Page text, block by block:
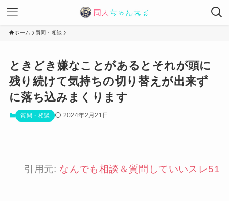
ホーム 質問・相談
ときどき嫌なことがあるとそれが頭に
残り続けて気持ちの切り替えが出来ず
に落ち込みまくります
質問・相談 2024年2月21日
引用元: なんでも相談＆質問していいスレ51